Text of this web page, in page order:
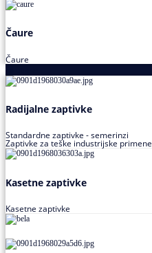
Čaure
Čaure
Radijalne zaptivke
Standardne zaptivke - semerinzi
Zaptivke za teške industrijske primene
Kasetne zaptivke
Kasetne zaptivke